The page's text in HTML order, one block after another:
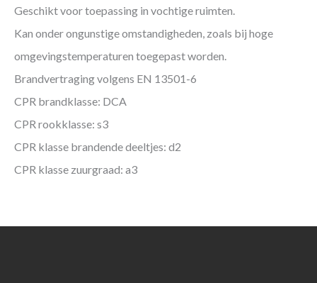
Geschikt voor toepassing in vochtige ruimten.
Kan onder ongunstige omstandigheden, zoals bij hoge
omgevingstemperaturen toegepast worden.
Brandvertraging volgens EN 13501-6
CPR brandklasse: DCA
CPR rookklasse: s3
CPR klasse brandende deeltjes: d2
CPR klasse zuurgraad: a3